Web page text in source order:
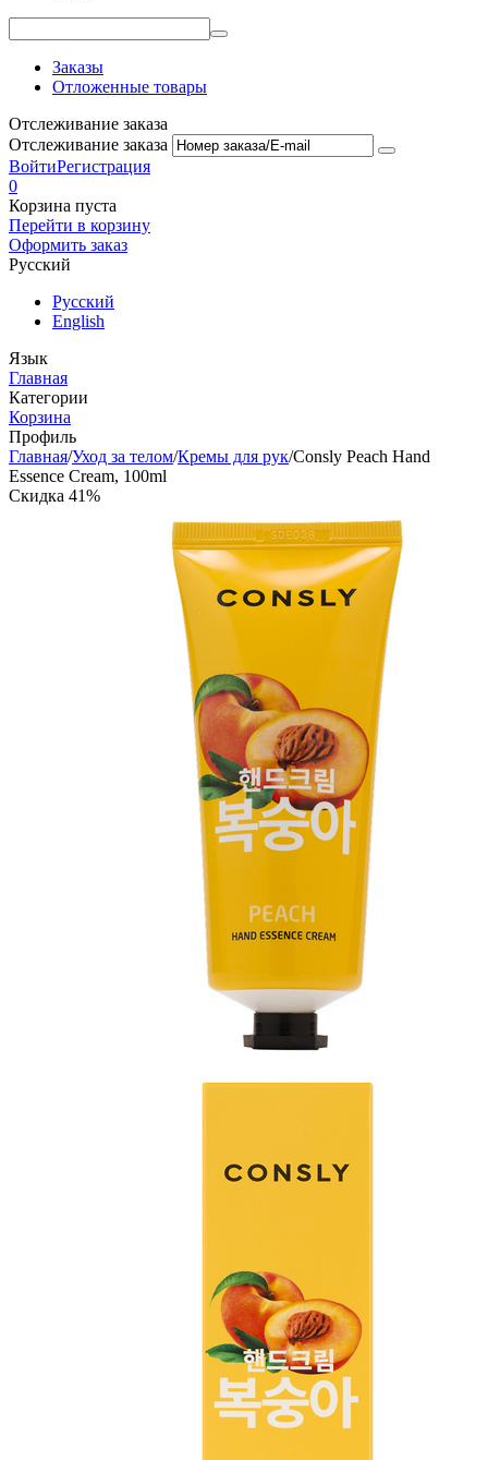
Заказы
Отложенные товары
Отслеживание заказа
Отслеживание заказа
ВойтиРегистрация
0
Корзина пуста
Перейти в корзину
Оформить заказ
Русский
Русский
English
Язык
Главная
Категории
Корзина
Профиль
Главная/Уход за телом/Кремы для рук/Consly Peach Hand
Essence Cream, 100ml
Скидка 41%